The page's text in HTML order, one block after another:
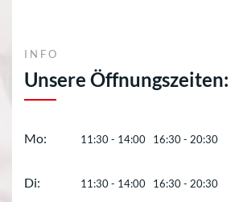
INFO
Unsere Öffnungszeiten:
Mo: 11:30 - 14:00 16:30 - 20:30
Di: 11:30 - 14:00 16:30 - 20:30